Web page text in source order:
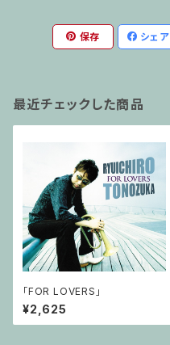
保存 シェア
最近チェックした商品
「FOR LOVERS」
¥2,625